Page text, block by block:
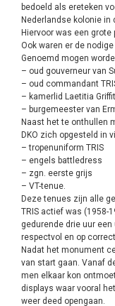
bedoeld als ereteken
Nederlandse kolonie in
Hiervoor was een
Ook waren er de
Genoemd mogen
– oud gouverneur van
– oud commandant
– kamerlid Laetitia
– burgemeester van
Naast het te onthullen
DKO zich opgesteld in
– tropenuniform TRIS
– engels battledress
– zgn. eerste grijs
– VT-tenue.
Deze tenues zijn alle
TRIS actief was (1958-
gedurende drie uur
respectvol en op
Nadat het monument
van start gaan. Vanaf
men elkaar kon
displays waar vooral
weer deed opengaan.